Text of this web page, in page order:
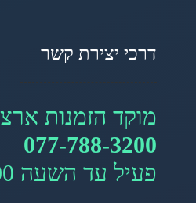
דרכי יצירת קשר
מוקד הזמנות
077-788-3200
פעיל עד השעה 20:00